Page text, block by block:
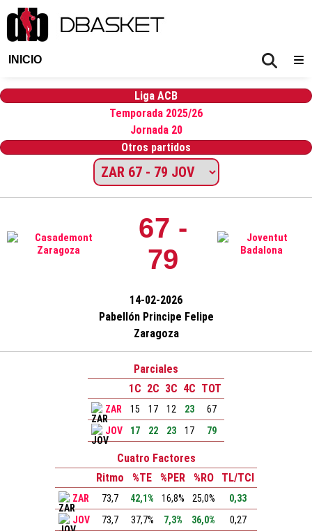
INICIO
Liga ACB
Temporada 2025/26
Jornada 20
Otros partidos
67 -
79
14-02-2026
Pabellón Principe Felipe
Zaragoza
Parciales
1C 2C 3C 4C TOT
ZAR 15 17 12 23
67
JOV
17 22 23 17 79
Cuatro Factores
Ritmo
%TE %PER %RO TL/TCI
ZAR 73,7 42,1% 16,8% 25,0%
0,33
JOV
73,7 37,7% 7,3% 36,0% 0,27